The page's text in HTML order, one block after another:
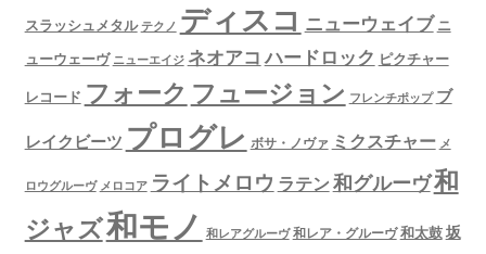
スラッシュメタル テクノ ディスコ ニューウェイブ ニ
ューウェーヴ ニューエイジ ネオアコ ハードロック ピクチャー
レコード フォーク フュージョン フレンチポップ ブ
レイクビーツ プログレ ボサ・ノヴァ ミクスチャー メ
ロウグルーヴ メロコア ライトメロウ ラテン 和グルーヴ和
ジャズ和モノ 和レアグルーヴ 和レア・グルーヴ 和太鼓坂